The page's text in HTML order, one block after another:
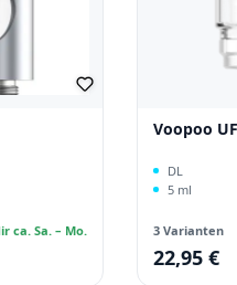
ca. Sa. – Mo.
Voopoo
DL
5 ml
3 Varianten
Regulärer
22,95 €